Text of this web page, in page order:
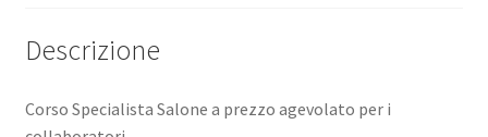
Descrizione
Corso Specialista Salone a prezzo agevolato per i